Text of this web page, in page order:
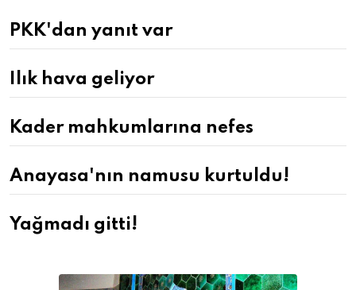
PKK'dan yanıt var
Ilık hava geliyor
Kader mahkumlarına nefes
Anayasa'nın namusu kurtuldu!
Yağmadı gitti!